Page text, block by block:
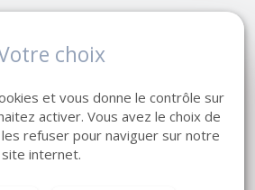
de plus de 100 m² pour vos
de stockage et local technique.
choix
et vous donne le contrôle sur
activer. Vous avez le choix de
refuser pour naviguer sur notre
site internet.